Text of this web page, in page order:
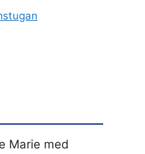
Marie med